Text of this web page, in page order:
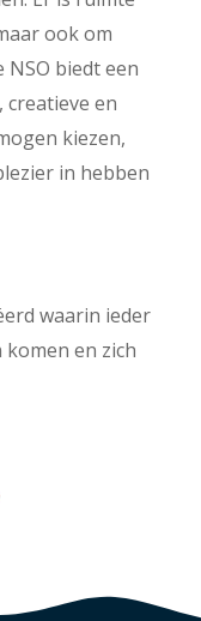
ook om
biedt een
en
kiezen,
in hebben
waarin ieder
en zich